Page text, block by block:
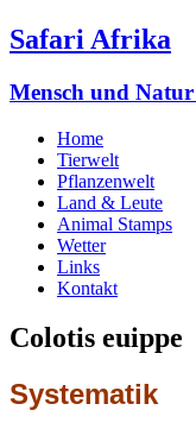
Safari Afrika
Mensch und
Home
Tierwelt
Pflanzenwelt
Land & Leute
Animal Stamps
Wetter
Links
Kontakt
Colotis euippe
Systematik